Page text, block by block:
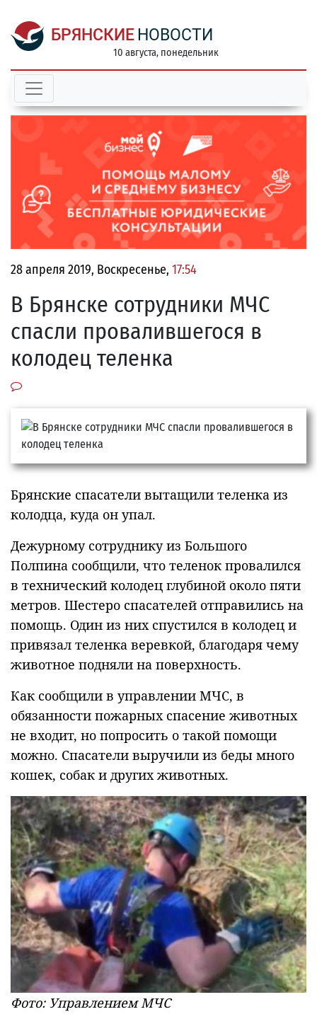
БРЯНСКИЕ НОВОСТИ
10 августа, понедельник
28 апреля 2019, Воскресенье, 17:54
В Брянске сотрудники МЧС
спасли провалившегося в
колодец теленка
Брянские спасатели вытащили теленка из
колодца, куда он упал.
Дежурному сотруднику из Большого
Полпина сообщили, что теленок провалился
в технический колодец глубиной около пяти
метров. Шестеро спасателей отправились на
помощь. Один из них спустился в колодец и
привязал теленка веревкой, благодаря чему
животное подняли на поверхность.
Как сообщили в управлении МЧС, в
обязанности пожарных спасение животных
не входит, но попросить о такой помощи
можно. Спасатели выручили из беды много
кошек, собак и других животных.
Фото: Управлением МЧС